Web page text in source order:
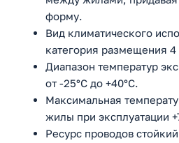
форму.
Вид климатического
категория размещения
Диапазон температур
от -25°С до +40°С.
Максимальная
жилы при эксплуатации
Ресурс проводов